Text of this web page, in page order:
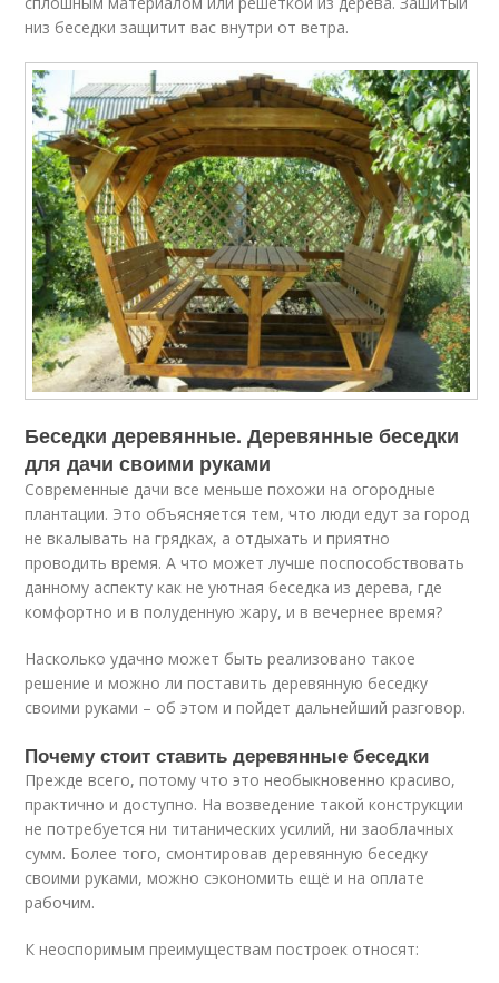
низ беседки защитит вас внутри от ветра.
Беседки деревянные. Деревянные беседки
для дачи своими руками
Современные дачи все меньше похожи на огородные
плантации. Это объясняется тем, что люди едут за город
не вкалывать на грядках, а отдыхать и приятно
проводить время. А что может лучше поспособствовать
данному аспекту как не уютная беседка из дерева, где
комфортно и в полуденную жару, и в вечернее время?
Насколько удачно может быть реализовано такое
решение и можно ли поставить деревянную беседку
своими руками – об этом и пойдет дальнейший разговор.
Почему стоит ставить деревянные беседки
Прежде всего, потому что это необыкновенно красиво,
практично и доступно. На возведение такой конструкции
не потребуется ни титанических усилий, ни заоблачных
сумм. Более того, смонтировав деревянную беседку
своими руками, можно сэкономить ещё и на оплате
рабочим.
К неоспоримым преимуществам построек относят: